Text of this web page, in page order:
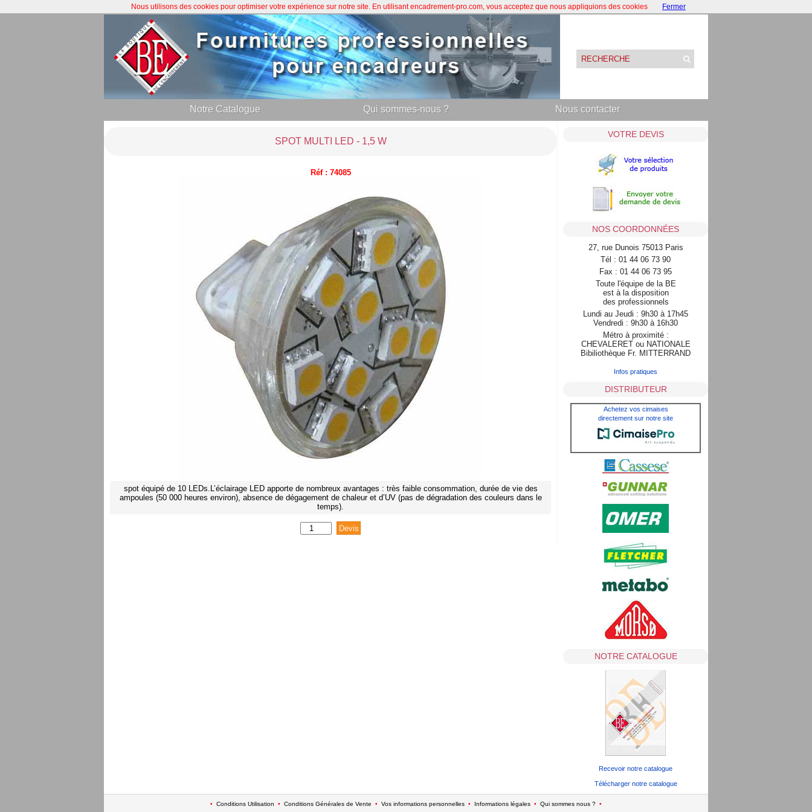
Notre Catalogue Qui sommes-nous ? Nous contacter
SPOT MULTI LED - 1,5 W
Réf : 74085
spot équipé de 10 LEDs.L’éclairage LED apporte de nombreux avantages : très faible consommation, durée de vie des
ampoules (50 000 heures environ), absence de dégagement de chaleur et d’UV (pas de dégradation des couleurs dans le
temps).
VOTRE DEVIS
NOS COORDONNÉES
27, rue Dunois 75013 Paris
Tél : 01 44 06 73 90
Fax : 01 44 06 73 95
Toute l'équipe de la BE
est à la disposition
des professionnels
Lundi au Jeudi : 9h30 à 17h45
Vendredi : 9h30 à 16h30
Métro à proximité :
CHEVALERET ou NATIONALE
Bibiliothèque Fr. MITTERRAND
Infos pratiques
DISTRIBUTEUR
Achetez vos cimaises
directement sur notre site
NOTRE CATALOGUE
Recevoir notre catalogue
Télécharger notre catalogue
• Conditions Utilisation • Conditions Générales de Vente • Vos informations personnelles • Informations légales • Qui sommes nous ? •
Nous utilisons des cookies pour optimiser votre expérience sur notre site. En utilisant encadrement-pro.com, vous acceptez que nous appliquions des cookies Fermer